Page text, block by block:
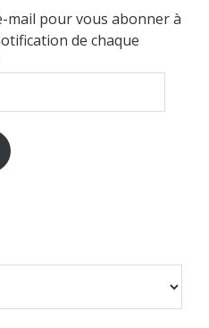
mail pour vous abonner à
de chaque